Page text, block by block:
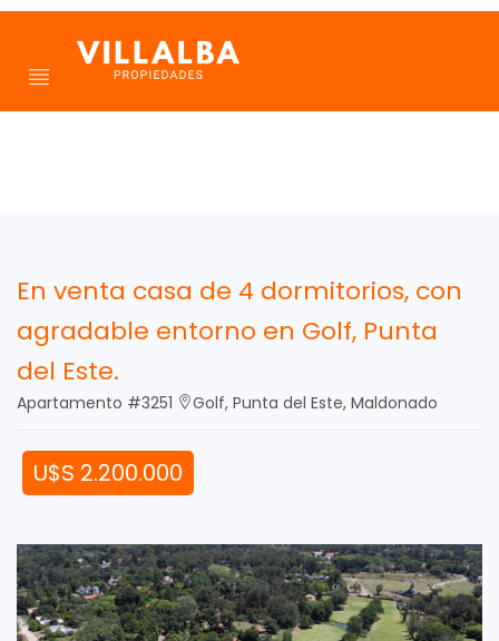
En venta casa de 4 dormitorios, con
agradable entorno en Golf, Punta
del Este.
Apartamento #3251 Golf, Punta del Este, Maldonado
U$S 2.200.000